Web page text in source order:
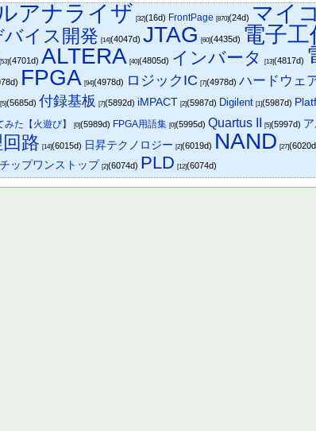
アナライザ [32](16d) FrontPage [870](24d) マイ
バイス開発 [14](4047d)JTAG [60](4435d) 電子工
[53](4701d)ALTERA [40](4805d) インバータ [13](4817d)
FPGA [94](4978d) ロジックIC [7](4978d)ハードウェ
[5](5685d)付録基板 [7](5892d) iMPACT [2](5987d) Digilent [1](5987d)
みた【火遊び】 [0](5989d) FPGA用語集 [0](5995d)Quartus II [5](5997d)
路 [14](6015d) 日昇テクノロジー [2](6019d) NAND [27]
チップワンストップ [2](6074d) PLD [12](6074d)